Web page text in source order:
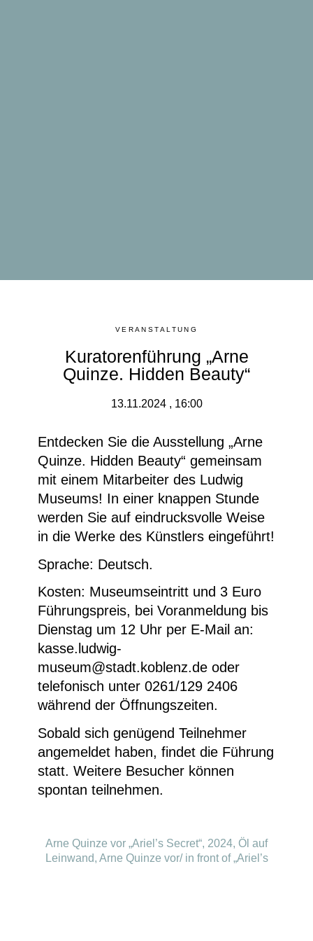
VERANSTALTUNG
Kuratorenführung „Arne
Quinze. Hidden Beauty“
13.11.2024 , 16:00
Entdecken Sie die Ausstellung „Arne
Quinze. Hidden Beauty“ gemeinsam
mit einem Mitarbeiter des Ludwig
Museums! In einer knappen Stunde
werden Sie auf eindrucksvolle Weise
in die Werke des Künstlers eingeführt!
Sprache: Deutsch.
Kosten: Museumseintritt und 3 Euro
Führungspreis, bei Voranmeldung bis
Dienstag um 12 Uhr per E-Mail an:
kasse.ludwig-
museum@stadt.koblenz.de oder
telefonisch unter 0261/129 2406
während der Öffnungszeiten.
Sobald sich genügend Teilnehmer
angemeldet haben, findet die Führung
statt. Weitere Besucher können
spontan teilnehmen.
Arne Quinze vor „Ariel’s Secret“, 2024, Öl auf
Leinwand, Arne Quinze vor/ in front of „Ariel’s